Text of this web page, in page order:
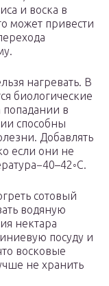
и воска в
может привести
нагревать. В
биологические
попадании в
способны
Добавлять
если они не
сотовый
водяную
нектара
посуду и
восковые
не хранить